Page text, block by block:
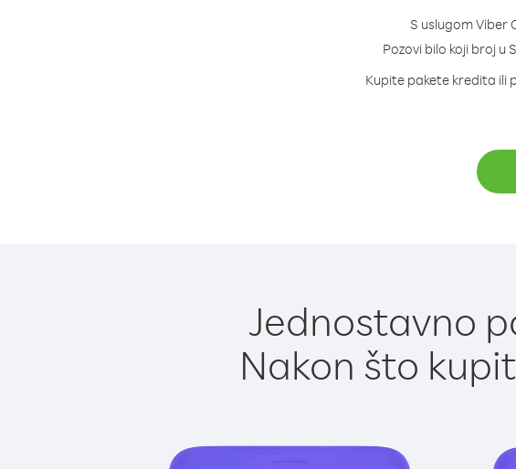
S uslugom Viber
Pozovi bilo koji broj u
Kupite pakete kredita ili
Jednostavno
Nakon što